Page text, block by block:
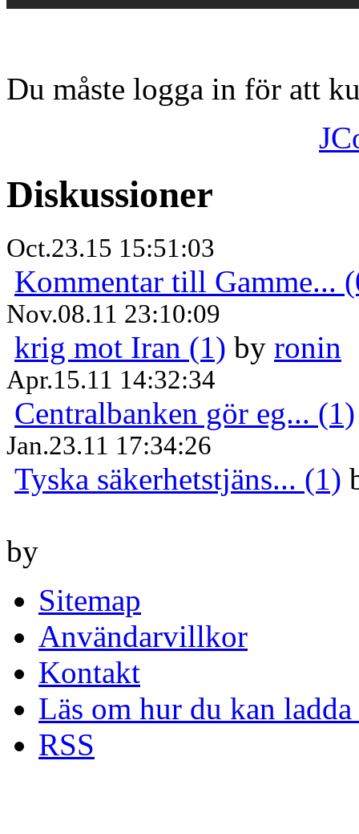
Du måste logga in för att
Diskussioner
Oct.23.15 15:51:03
Kommentar till Gamme...
Nov.08.11 23:10:09
krig mot Iran (1) by ronin
Apr.15.11 14:32:34
Centralbanken gör eg... (1)
Jan.23.11 17:34:26
Tyska säkerhetstjäns... (1)
by
Sitemap
Användarvillkor
Kontakt
Läs om hur du kan
RSS